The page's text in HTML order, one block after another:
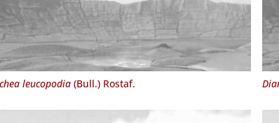
leucopodia(Bull.) Rostaf.